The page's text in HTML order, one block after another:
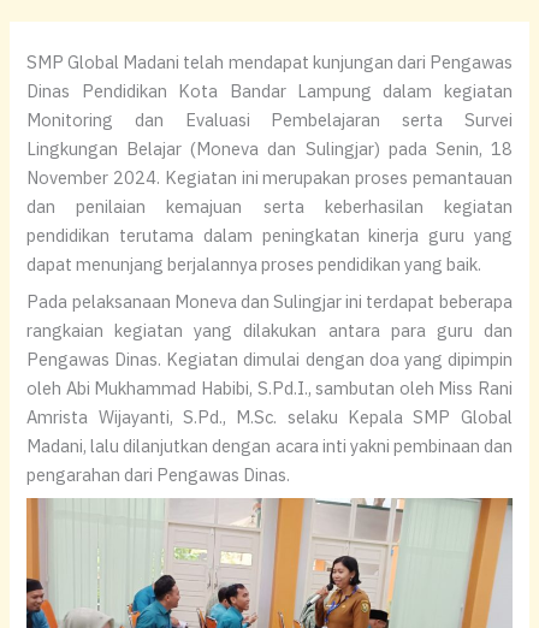
SMP Global Madani telah mendapat kunjungan dari Pengawas
Dinas Pendidikan Kota Bandar Lampung dalam kegiatan
Monitoring dan Evaluasi Pembelajaran serta Survei
Lingkungan Belajar (Moneva dan Sulingjar) pada Senin, 18
November 2024. Kegiatan ini merupakan proses pemantauan
dan penilaian kemajuan serta keberhasilan kegiatan
pendidikan terutama dalam peningkatan kinerja guru yang
dapat menunjang berjalannya proses pendidikan yang baik.
Pada pelaksanaan Moneva dan Sulingjar ini terdapat beberapa
rangkaian kegiatan yang dilakukan antara para guru dan
Pengawas Dinas. Kegiatan dimulai dengan doa yang dipimpin
oleh Abi Mukhammad Habibi, S.Pd.I., sambutan oleh Miss Rani
Amrista Wijayanti, S.Pd., M.Sc. selaku Kepala SMP Global
Madani, lalu dilanjutkan dengan acara inti yakni pembinaan dan
pengarahan dari Pengawas Dinas.